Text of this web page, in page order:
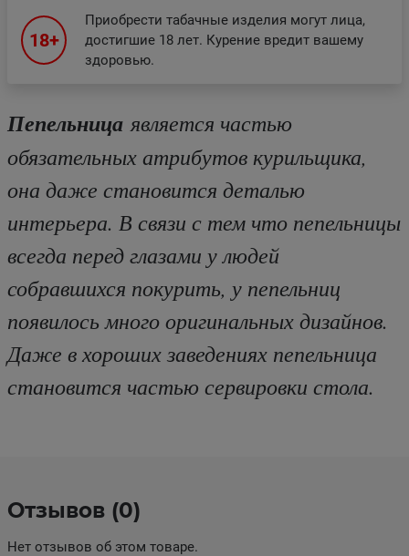
Пепельница является частью
обязательных атрибутов курильщика,
она даже становится деталью
интерьера. В связи с тем что пепельницы
всегда перед глазами у людей
собравшихся покурить, у пепельниц
появилось много оригинальных дизайнов.
Даже в хороших заведениях пепельница
становится частью сервировки стола.
18+
Приобрести табачные изделия могут лица,
достигшие 18 лет. Курение вредит вашему
здоровью.
Отзывов (0)
Нет отзывов об этом товаре.